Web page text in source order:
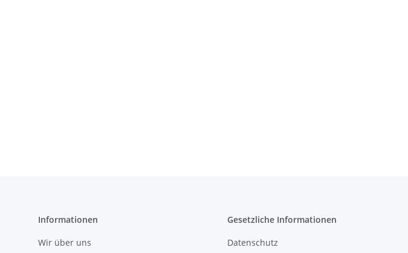
Informationen
Wir über uns
Gesetzliche Informationen
Datenschutz